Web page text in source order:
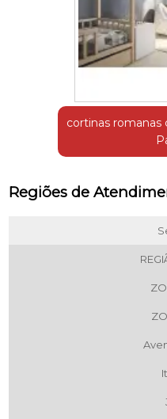
cortinas romanas
Regiões de